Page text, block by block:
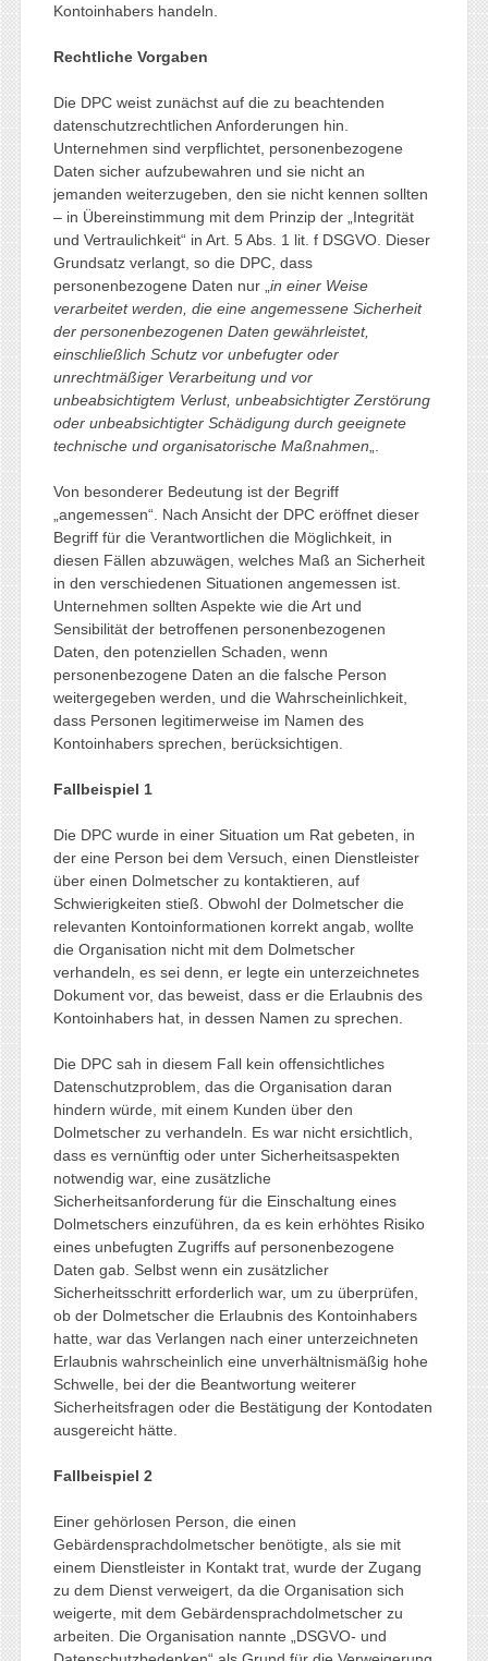
Kontoinhabers handeln.
Rechtliche Vorgaben
Die DPC weist zunächst auf die zu beachtenden
datenschutzrechtlichen Anforderungen hin.
Unternehmen sind verpflichtet, personenbezogene
Daten sicher aufzubewahren und sie nicht an
jemanden weiterzugeben, den sie nicht kennen sollten
– in Übereinstimmung mit dem Prinzip der „Integrität
und Vertraulichkeit“ in Art. 5 Abs. 1 lit. f DSGVO. Dieser
Grundsatz verlangt, so die DPC, dass
personenbezogene Daten nur „ in einer Weise
verarbeitet werden, die eine angemessene Sicherheit
der personenbezogenen Daten gewährleistet,
einschließlich Schutz vor unbefugter oder
unrechtmäßiger Verarbeitung und vor
unbeabsichtigtem Verlust, unbeabsichtigter Zerstörung
oder unbeabsichtigter Schädigung durch geeignete
technische und organisatorische Maßnahmen
Von besonderer Bedeutung ist der Begriff
„angemessen“. Nach Ansicht der DPC eröffnet dieser
Begriff für die Verantwortlichen die Möglichkeit, in
diesen Fällen abzuwägen, welches Maß an Sicherheit
in den verschiedenen Situationen angemessen ist.
Unternehmen sollten Aspekte wie die Art und
Sensibilität der betroffenen personenbezogenen
Daten, den potenziellen Schaden, wenn
personenbezogene Daten an die falsche Person
weitergegeben werden, und die Wahrscheinlichkeit,
dass Personen legitimerweise im Namen des
Kontoinhabers sprechen, berücksichtigen.
Fallbeispiel 1
Die DPC wurde in einer Situation um Rat gebeten, in
der eine Person bei dem Versuch, einen Dienstleister
über einen Dolmetscher zu kontaktieren, auf
Schwierigkeiten stieß. Obwohl der Dolmetscher die
relevanten Kontoinformationen korrekt angab, wollte
die Organisation nicht mit dem Dolmetscher
verhandeln, es sei denn, er legte ein unterzeichnetes
Dokument vor, das beweist, dass er die Erlaubnis des
Kontoinhabers hat, in dessen Namen zu sprechen.
Die DPC sah in diesem Fall kein offensichtliches
Datenschutzproblem, das die Organisation daran
hindern würde, mit einem Kunden über den
Dolmetscher zu verhandeln. Es war nicht ersichtlich,
dass es vernünftig oder unter Sicherheitsaspekten
notwendig war, eine zusätzliche
Sicherheitsanforderung für die Einschaltung eines
Dolmetschers einzuführen, da es kein erhöhtes Risiko
eines unbefugten Zugriffs auf personenbezogene
Daten gab. Selbst wenn ein zusätzlicher
Sicherheitsschritt erforderlich war, um zu überprüfen,
ob der Dolmetscher die Erlaubnis des Kontoinhabers
hatte, war das Verlangen nach einer unterzeichneten
Erlaubnis wahrscheinlich eine unverhältnismäßig hohe
Schwelle, bei der die Beantwortung weiterer
Sicherheitsfragen oder die Bestätigung der Kontodaten
ausgereicht hätte.
Fallbeispiel 2
Einer gehörlosen Person, die einen
Gebärdensprachdolmetscher benötigte, als sie mit
einem Dienstleister in Kontakt trat, wurde der Zugang
zu dem Dienst verweigert, da die Organisation sich
weigerte, mit dem Gebärdensprachdolmetscher zu
arbeiten. Die Organisation nannte „DSGVO- und